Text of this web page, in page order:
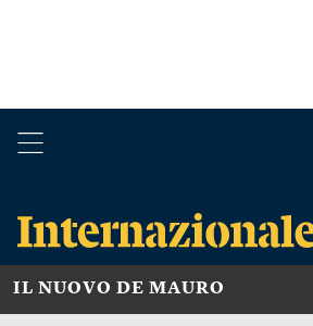
IL NUOVO DE MAURO